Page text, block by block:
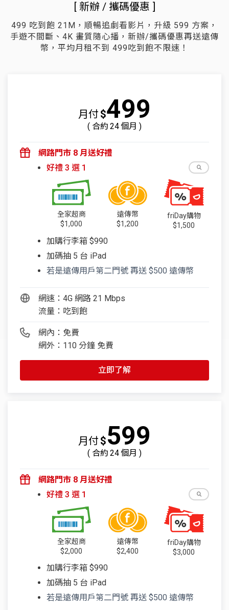
[ 新辦 / 攜碼優惠 ]
499 吃到飽 21M，順暢追劇看影片，升級 599 方案，
手遊不間斷、4K 畫質隨心播，新辦/攜碼優惠再送遠傳
幣，平均月租不到 499吃到飽不限速！
月付 $499
( 合約 24個月 )
網路門市 8 月送好禮
好禮 3 選 1
全家超商
$1,000
遠傳幣
$1,200
friDay購物
$1,500
加購行李箱 $990
加碼抽 5 台 iPad
若是遠傳用戶第二門號 再送 $500 遠傳幣
網速：4G 網路 21 Mbps
流量：吃到飽
網內：免費
網外：110 分鐘 免費
立即了解
月付 $599
( 合約 24個月 )
網路門市 8 月送好禮
好禮 3 選 1
全家超商
$2,000
遠傳幣
$2,400
friDay購物
$3,000
加購行李箱 $990
加碼抽 5 台 iPad
若是遠傳用戶第二門號 再送 $500 遠傳幣